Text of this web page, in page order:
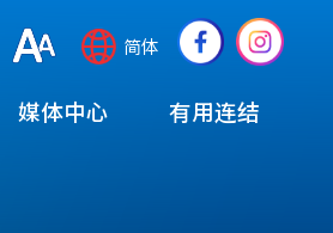
Language
switcher
简体
Social
Media
(TOP)
媒体中心 有用连结